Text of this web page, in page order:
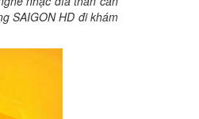
SAIGON HD đi khám